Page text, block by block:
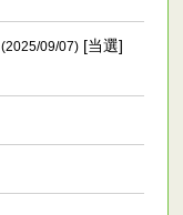
(2025/09/07) [当選]